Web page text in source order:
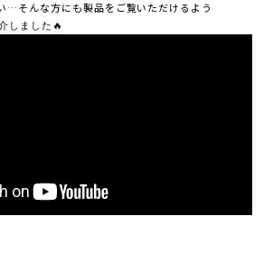
…そんな方にも製品をご覧いただけるよう
しました🔥